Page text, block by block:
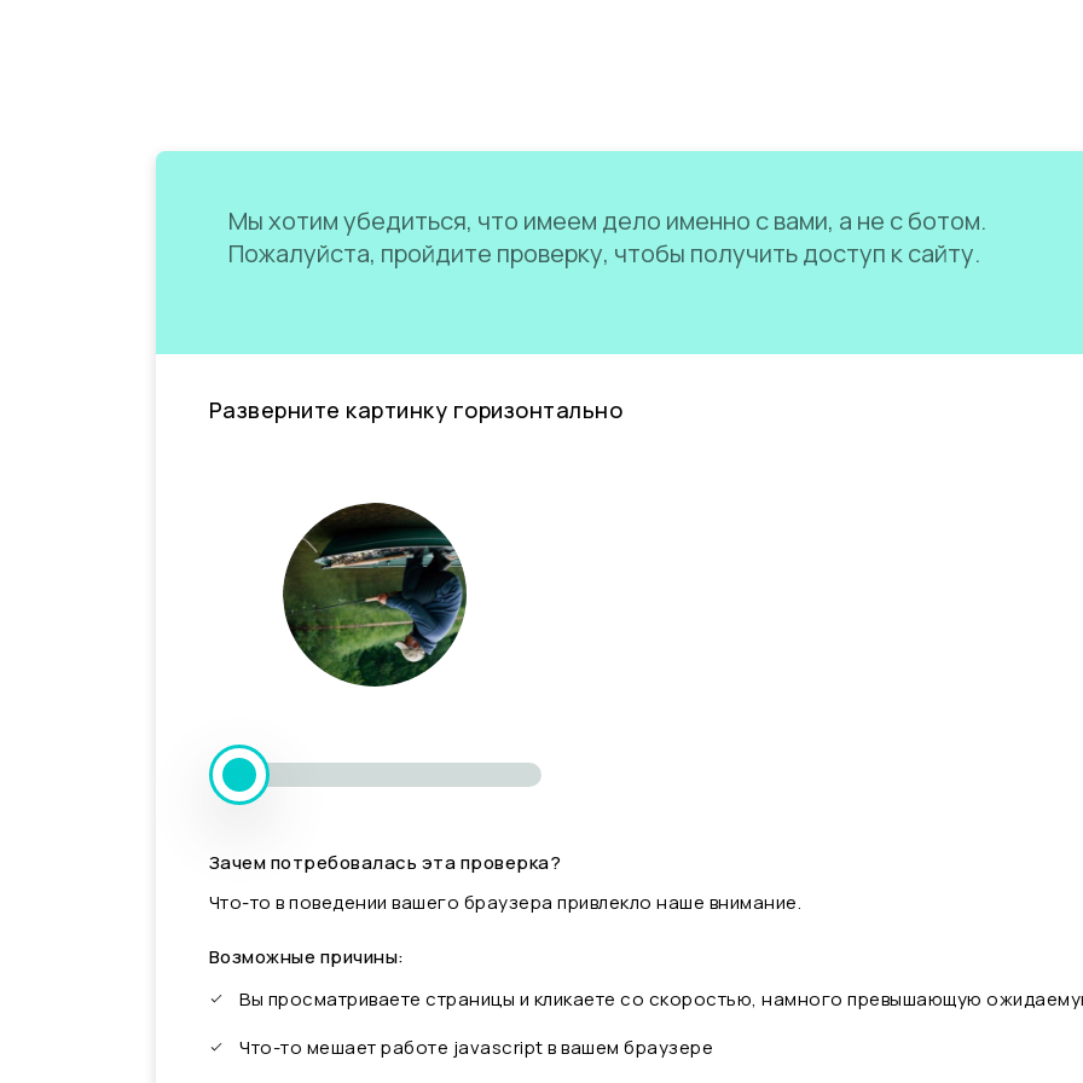
Мы хотим убедиться, что имеем дело именно с вами, а не с ботом.
Пожалуйста, пройдите проверку, чтобы получить доступ к сайту.
Разверните картинку горизонтально
Зачем потребовалась эта проверка?
Что-то в поведении вашего браузера привлекло наше внимание.
Возможные причины:
Вы просматриваете страницы и кликаете со скоростью, намного превышающую
Что-то мешает работе javascript в вашем браузере